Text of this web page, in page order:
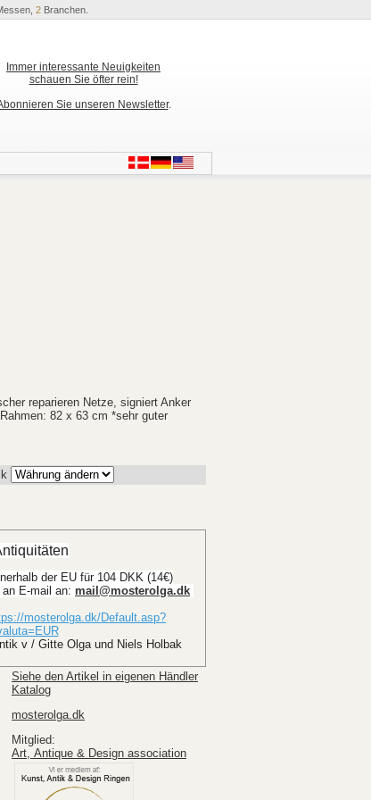
2Branchen.
Immer interessante Neuigkeiten
schauen Sie öfter rein!
Sie unseren Newsletter.
reparieren Netze, signiert Anker
82 x 63 cm *sehr guter
der EU für 104 DKK (14€)
E-mail an: mail@mosterolga.dk
mosterolga.dk/Default.asp?
v / Gitte Olga und Niels Holbak
Siehe den Artikel in eigenen Händler
Katalog
mosterolga.dk
Mitglied:
Art, Antique & Design association